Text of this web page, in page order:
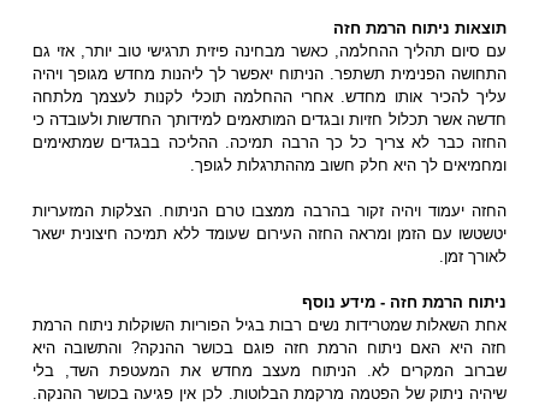
תוצאות ניתוח הרמת חזה
עם סיום תהליך ההחלמה, כאשר מבחינה פיזית תרגישי טוב יותר, אזי גם
התחושה הפנימית תשתפר. הניתוח יאפשר לך ליהנות מחדש מגופך ויהיה
עליך להכיר אותו מחדש. אחרי ההחלמה תוכלי לקנות לעצמך מלתחה
חדשה אשר תכלול חזיות ובגדים המותאמים למידותך החדשות ולעובדה כי
החזה כבר לא צריך כל כך הרבה תמיכה. ההליכה בבגדים שמתאימים
ומחמיאים לך היא חלק חשוב מההתרגלות לגופך.
החזה יעמוד ויהיה זקור בהרבה ממצבו טרם הניתוח. הצלקות המזעריות
יטשטשו עם הזמן ומראה החזה העירום שעומד ללא תמיכה חיצונית ישאר
לאורך זמן.
ניתוח הרמת חזה - מידע נוסף
אחת השאלות שמטרידות נשים רבות בגיל הפוריות השוקלות ניתוח הרמת
חזה היא האם ניתוח הרמת חזה פוגם בכושר ההנקה? והתשובה היא
שברוב המקרים לא. הניתוח מעצב מחדש את המעטפת השד, בלי
שיהיה ניתוק של הפטמה מרקמת הבלוטות. לכן אין פגיעה בכושר ההנקה.